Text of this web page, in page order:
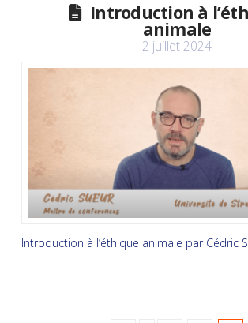
Introduction à
animale
2 juillet 2024
Introduction à l’éthique animale par Cédric